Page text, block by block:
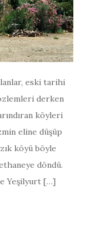
eski tarihi
derken
köyleri
eline düşüp
köyü böyle
döndü.
Yeşilyurt […]